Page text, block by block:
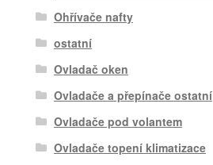
Ohřívače nafty
ostatní
Ovladač oken
Ovladače a přepínače ostatní
Ovladače pod volantem
Ovladače topení klimatizace